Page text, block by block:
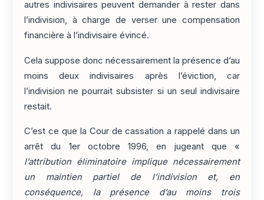
autres indivisaires peuvent demander à rester dans
l’indivision, à charge de verser une compensation
financière à l’indivisaire évincé.
Cela suppose donc nécessairement la présence d’au
moins deux indivisaires après l’éviction, car
l’indivision ne pourrait subsister si un seul indivisaire
restait.
C’est ce que la Cour de cassation a rappelé dans un
arrêt du 1er octobre 1996, en jugeant que «
l’attribution éliminatoire implique nécessairement
un maintien partiel de l’indivision et, en
conséquence, la présence d’au moins trois